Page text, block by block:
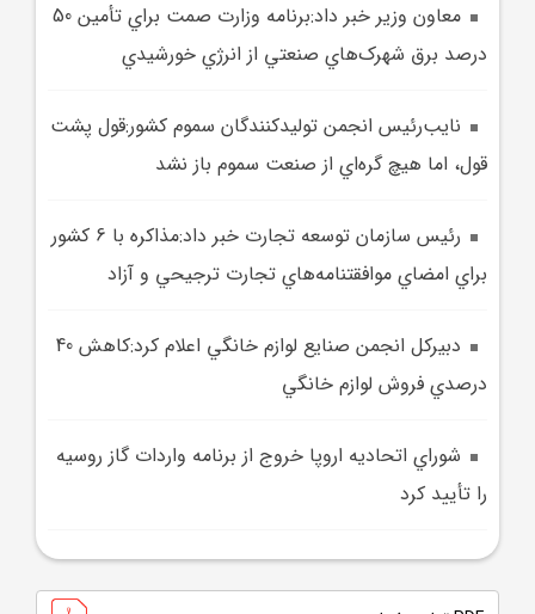
معاون وزير خبر داد:برنامه وزارت صمت براي تأمين 50
درصد برق شهرک‌هاي صنعتي از انرژي خورشيدي
نايب‌رئيس انجمن توليدکنندگان سموم کشور:قول پشت
قول، اما هيچ گره‌اي از صنعت سموم باز نشد
رئيس سازمان توسعه تجارت خبر داد:مذاکره با 6 کشور
براي امضاي موافقتنامه‌هاي تجارت ترجيحي و آزاد
دبيرکل انجمن صنايع لوازم خانگي اعلام کرد:کاهش 40
درصدي فروش لوازم خانگي
شوراي اتحاديه اروپا خروج از برنامه واردات گاز روسيه
را تأييد کرد